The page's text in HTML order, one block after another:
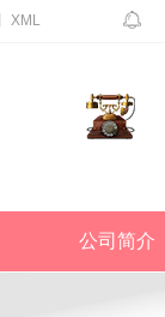
XML
公司简介